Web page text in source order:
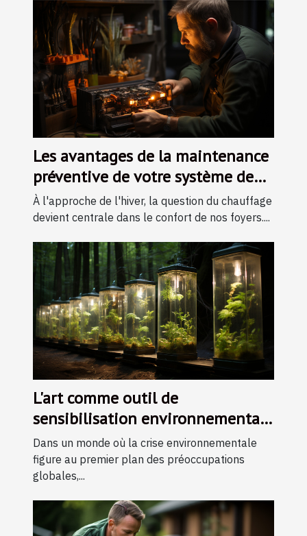
Les avantages de la maintenance
préventive de votre système de
chauffage durant l'hiver
À l'approche de l'hiver, la question du chauffage
devient centrale dans le confort de nos foyers....
L'art comme outil de
sensibilisation environnementale
: initiatives et impacts
Dans un monde où la crise environnementale
figure au premier plan des préoccupations
globales,...